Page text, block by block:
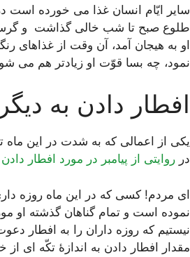
سایر ایّام انسان غذا می خورده است
طلوع صبح تا شب خالی گذاشت و
او به هیجان آمد، آن وقت از غذاهای
نمود، چه بسا قوّت او زیادتر هم می
افطار دادن به
یکی از اعمالی که به شدت در این
در روایتی از پیامبر در مورد افطار
ای مردم! کسی که در این ماه روزه
نموده است و تمام گناهان گذشته او
نیستیم که روزه داران را به افطار
مقدار افطار دادن به اندازۀ تکّه ای